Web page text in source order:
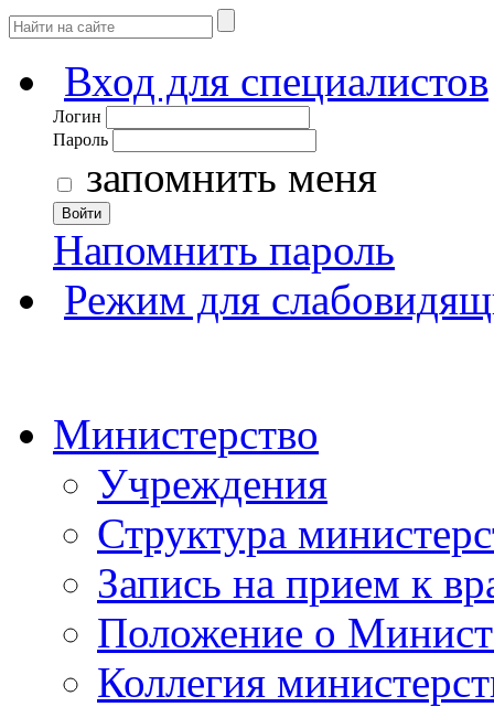
Вход для специалистов
Логин
Пароль
запомнить меня
Войти
Напомнить пароль
Режим для
Министерство
Учреждения
Структура
Запись на прием к
Положение о
Коллегия